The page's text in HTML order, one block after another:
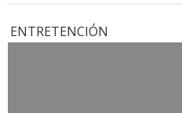
ENTRETENCIÓN